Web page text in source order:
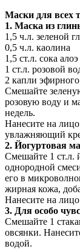
Маски для всех
1. Маска из
1,5 ч.л. зеленой
0,5 ч.л. каолина
1,5 ст.л. сока алоэ
1 ст.л. розовой
2 капли
Смешайте
розовую воду и
недель.
Нанесите на
увлажняющий
2. Йогуртовая
Смешайте 1 ст.л.
однородной
его в
жирная кожа,
Нанесите на
3. Для особо
Смешайте 1
овсянки.
водой.